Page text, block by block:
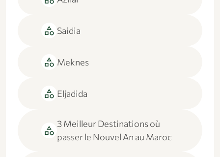
category Saidia
category Meknes
category Eljadida
category 3 Meilleur Destinations où
passer le Nouvel An au Maroc